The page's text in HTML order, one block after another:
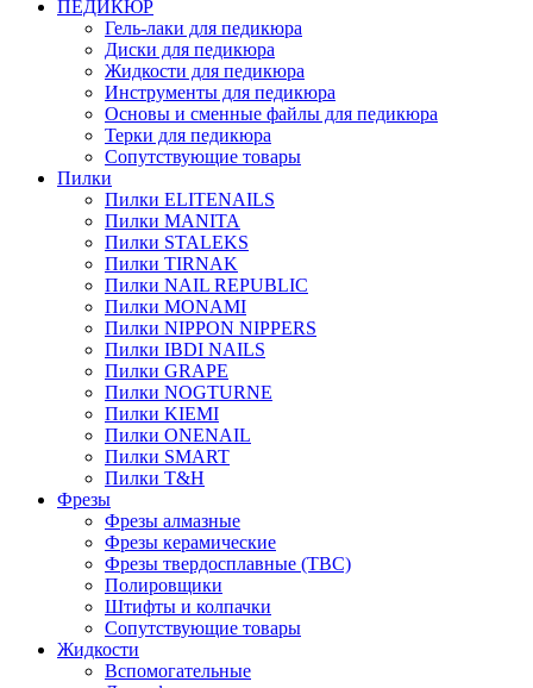
ПЕДИКЮР
Гель-лаки для педикюра
Диски для педикюра
Жидкости для педикюра
Инструменты для педикюра
Основы и сменные файлы для педикюра
Терки для педикюра
Сопутствующие товары
Пилки
Пилки ELITENAILS
Пилки MANITA
Пилки STALEKS
Пилки TIRNAK
Пилки NAIL REPUBLIC
Пилки MONAMI
Пилки NIPPON NIPPERS
Пилки IBDI NAILS
Пилки GRAPE
Пилки NOGTURNE
Пилки KIEMI
Пилки ONENAIL
Пилки SMART
Пилки T&H
Фрезы
Фрезы алмазные
Фрезы керамические
Фрезы твердосплавные (ТВС)
Полировщики
Штифты и колпачки
Сопутствующие товары
Жидкости
Вспомогательные